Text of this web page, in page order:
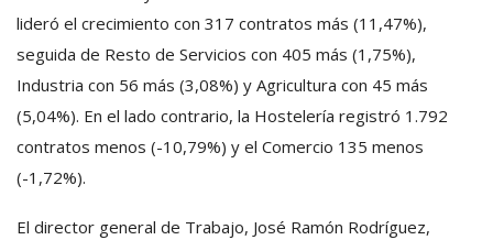
lideró el crecimiento con 317 contratos más (11,47%),
seguida de Resto de Servicios con 405 más (1,75%),
Industria con 56 más (3,08%) y Agricultura con 45 más
(5,04%). En el lado contrario, la Hostelería registró 1.792
contratos menos (-10,79%) y el Comercio 135 menos
(-1,72%).
El director general de Trabajo, José Ramón Rodríguez,